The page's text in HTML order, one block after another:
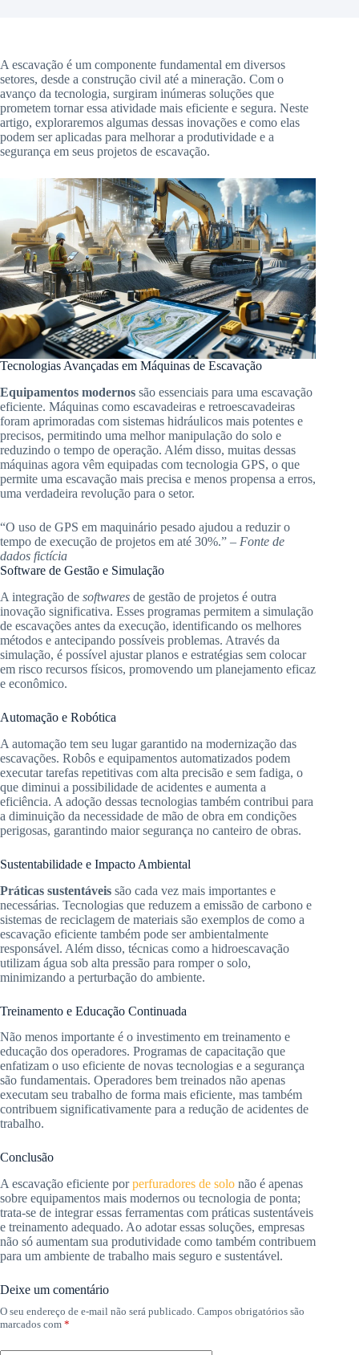
A escavação é um componente fundamental em diversos
setores, desde a construção civil até a mineração. Com o
avanço da tecnologia, surgiram inúmeras soluções que
prometem tornar essa atividade mais eficiente e segura. Neste
artigo, exploraremos algumas dessas inovações e como elas
podem ser aplicadas para melhorar a produtividade e a
segurança em seus projetos de escavação.
Tecnologias Avançadas em Máquinas de Escavação
Equipamentos modernos são essenciais para uma escavação
eficiente. Máquinas como escavadeiras e retroescavadeiras
foram aprimoradas com sistemas hidráulicos mais potentes e
precisos, permitindo uma melhor manipulação do solo e
reduzindo o tempo de operação. Além disso, muitas dessas
máquinas agora vêm equipadas com tecnologia GPS, o que
permite uma escavação mais precisa e menos propensa a erros,
uma verdadeira revolução para o setor.
“O uso de GPS em maquinário pesado ajudou a reduzir o
tempo de execução de projetos em até 30%.” – Fonte de
dados fictícia
Software de Gestão e Simulação
A integração de softwares de gestão de projetos é outra
inovação significativa. Esses programas permitem a simulação
de escavações antes da execução, identificando os melhores
métodos e antecipando possíveis problemas. Através da
simulação, é possível ajustar planos e estratégias sem colocar
em risco recursos físicos, promovendo um planejamento eficaz
e econômico.
Automação e Robótica
A automação tem seu lugar garantido na modernização das
escavações. Robôs e equipamentos automatizados podem
executar tarefas repetitivas com alta precisão e sem fadiga, o
que diminui a possibilidade de acidentes e aumenta a
eficiência. A adoção dessas tecnologias também contribui para
a diminuição da necessidade de mão de obra em condições
perigosas, garantindo maior segurança no canteiro de obras.
Sustentabilidade e Impacto Ambiental
Práticas sustentáveis são cada vez mais importantes e
necessárias. Tecnologias que reduzem a emissão de carbono e
sistemas de reciclagem de materiais são exemplos de como a
escavação eficiente também pode ser ambientalmente
responsável. Além disso, técnicas como a hidroescavação
utilizam água sob alta pressão para romper o solo,
minimizando a perturbação do ambiente.
Treinamento e Educação Continuada
Não menos importante é o investimento em treinamento e
educação dos operadores. Programas de capacitação que
enfatizam o uso eficiente de novas tecnologias e a segurança
são fundamentais. Operadores bem treinados não apenas
executam seu trabalho de forma mais eficiente, mas também
contribuem significativamente para a redução de acidentes de
trabalho.
Conclusão
A escavação eficiente porperfuradores de solo não é apenas
sobre equipamentos mais modernos ou tecnologia de ponta;
trata-se de integrar essas ferramentas com práticas sustentáveis
e treinamento adequado. Ao adotar essas soluções, empresas
não só aumentam sua produtividade como também contribuem
para um ambiente de trabalho mais seguro e sustentável.
Deixe um comentário
O seu endereço de e-mail não será publicado. Campos obrigatórios são
marcados com *